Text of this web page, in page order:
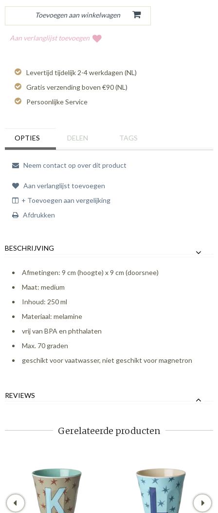
Aan verlanglijst toevoegen
Levertijd tijdelijk 2-4 werkdagen (NL)
Gratis verzending boven €90 (NL)
Persoonlijke Service
OPTIES DELEN TAGS
Neem contact op over dit product
Aan verlanglijst toevoegen
+ Toevoegen aan vergelijking
Afdrukken
BESCHRIJVING
Afmetingen: 9 cm (hoogte) x 9 cm (doorsnee)
Maat: medium
Inhoud: 250 ml
Materiaal: melamine
vrij van BPA en phthalaten
Max. 70 graden
geschikt voor vaatwasser, niet geschikt voor magnetron
REVIEWS
Gerelateerde producten